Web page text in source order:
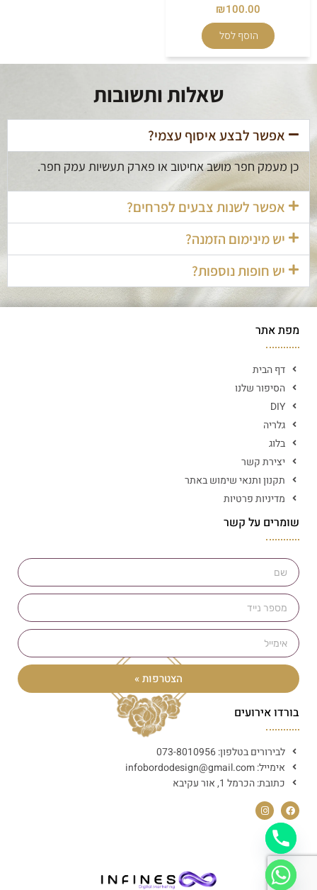
₪100.00
הוסף לסל
שאלות ותשובות
אפשר לבצע איסוף עצמי?
כן מעמק חפר מושב אחיטוב או פארק תעשיות עמק חפר.
אפשר לשנות צבעים לפרחים?
יש מינימום הזמנה?
יש חופות נוספות?
מפת אתר
דף הבית
הסיפור שלנו
DIY
גלריה
בלוג
יצירת קשר
תקנון ותנאי שימוש באתר
מדיניות פרטיות
שומרים על קשר
הצטרפות »
בורדו אירועים
לבירורים בטלפון: 073-8010956
אימייל: infobordodesign@gmail.com
כתובת: הכרמל 1, אור עקיבא